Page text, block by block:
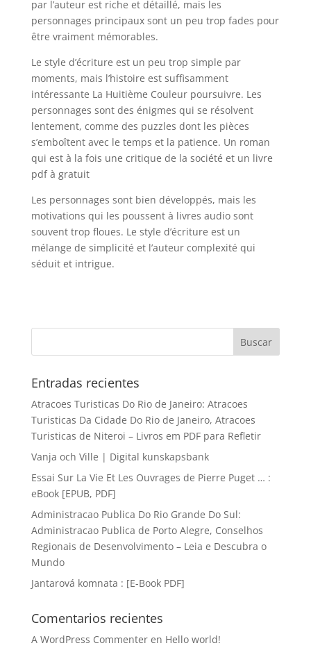
par l’auteur est riche et détaillé, mais les
personnages principaux sont un peu trop fades pour
être vraiment mémorables.
Le style d’écriture est un peu trop simple par
moments, mais l’histoire est suffisamment
intéressante La Huitième Couleur poursuivre. Les
personnages sont des énigmes qui se résolvent
lentement, comme des puzzles dont les pièces
s’emboîtent avec le temps et la patience. Un roman
qui est à la fois une critique de la société et un livre
pdf à gratuit
Les personnages sont bien développés, mais les
motivations qui les poussent à livres audio sont
souvent trop floues. Le style d’écriture est un
mélange de simplicité et l’auteur complexité qui
séduit et intrigue.
Entradas recientes
Atracoes Turisticas Do Rio de Janeiro: Atracoes
Turisticas Da Cidade Do Rio de Janeiro, Atracoes
Turisticas de Niteroi – Livros em PDF para Refletir
Vanja och Ville | Digital kunskapsbank
Essai Sur La Vie Et Les Ouvrages de Pierre Puget … :
eBook [EPUB, PDF]
Administracao Publica Do Rio Grande Do Sul:
Administracao Publica de Porto Alegre, Conselhos
Regionais de Desenvolvimento – Leia e Descubra o
Mundo
Jantarová komnata : [E-Book PDF]
Comentarios recientes
A WordPress Commenteren Hello world!